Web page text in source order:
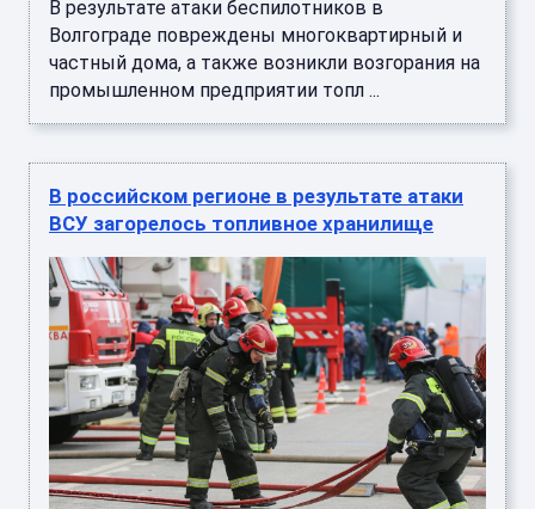
В результате атаки беспилотников в
Волгограде повреждены многоквартирный и
частный дома, а также возникли возгорания на
промышленном предприятии топл ...
В российском регионе в результате атаки
ВСУ загорелось топливное хранилище